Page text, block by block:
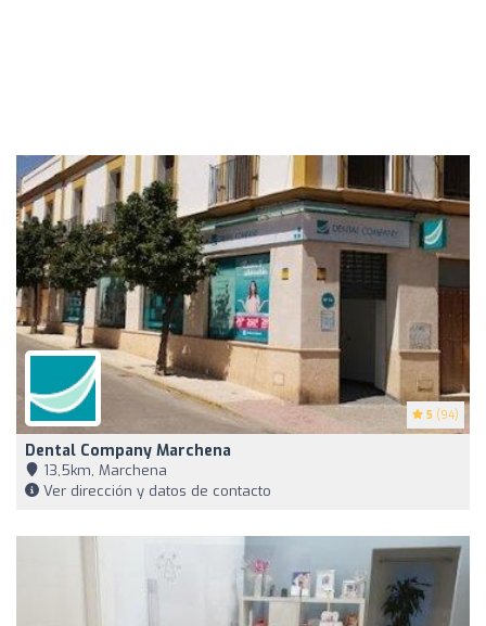
5 (94)
Dental Company Marchena
13,5km, Marchena
Ver dirección y datos de contacto